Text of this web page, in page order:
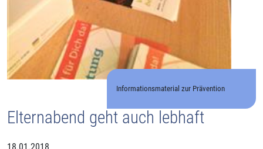
Informationsmaterial zur Prävention
Elternabend geht auch lebhaft